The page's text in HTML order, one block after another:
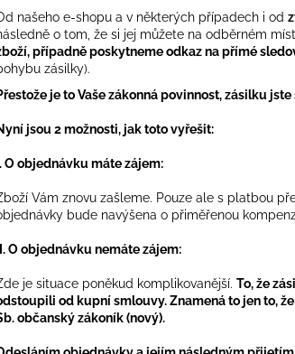
našeho e-shopu a v některých případech i od
o tom, že si jej můžete na odběrném
případně poskytneme odkaz na přímé
zásilky).
je to Vaše zákonná povinnost, zásilku
jsou 2 možnosti, jak toto vyřešit:
O objednávku máte zájem:
Vám znovu zašleme. Pouze ale s platbou
bude navýšena o přiměřenou
O objednávku nemáte zájem:
je situace poněkud komplikovanější. To, že
od kupní smlouvy. Znamená to jen to,
občanský zákoník (nový).